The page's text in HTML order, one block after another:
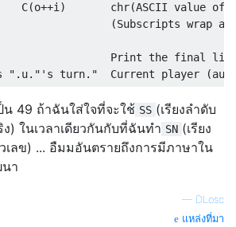
C(o++i)       chr(ASCII value of
(Subscripts wrap
Print the final
น 49 ถ้าฉันใส่ใจที่จะใช้ SS (เรียงลำดับ
ง) ในเวลาเดียวกันกับที่ฉันทำ SN (เรียง
เลข) ... อืมมอันตรายถึงการมีภาษาใน
า
— DLosc
แหล่งที่มา